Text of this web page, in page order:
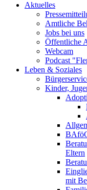
Aktuelles
Amtliche
Jobs bei uns
Öffentliche
Webcam
Podcast
Leben & Soziales
Kinder,
Eltern
mit